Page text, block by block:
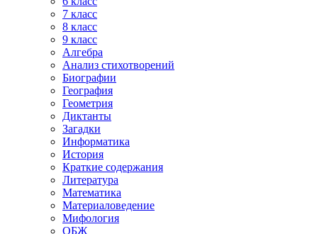
7 класс
8 класс
9 класс
Алгебра
Анализ стихотворений
Биографии
География
Геометрия
Диктанты
Загадки
Информатика
История
Краткие содержания
Литература
Математика
Материаловедение
Мифология
ОБЖ